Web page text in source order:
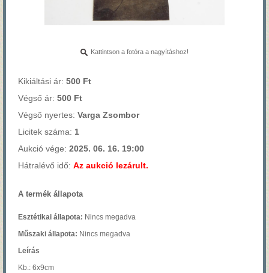
Kattintson a fotóra a nagyításhoz!
Kikiáltási ár: 500 Ft
Végső ár: 500 Ft
Végső nyertes: Varga Zsombor
Licitek száma: 1
Aukció vége: 2025. 06. 16. 19:00
Hátralévő idő: Az aukció lezárult.
A termék állapota
Esztétikai állapota: Nincs megadva
Műszaki állapota: Nincs megadva
Leírás
Kb.: 6x9cm